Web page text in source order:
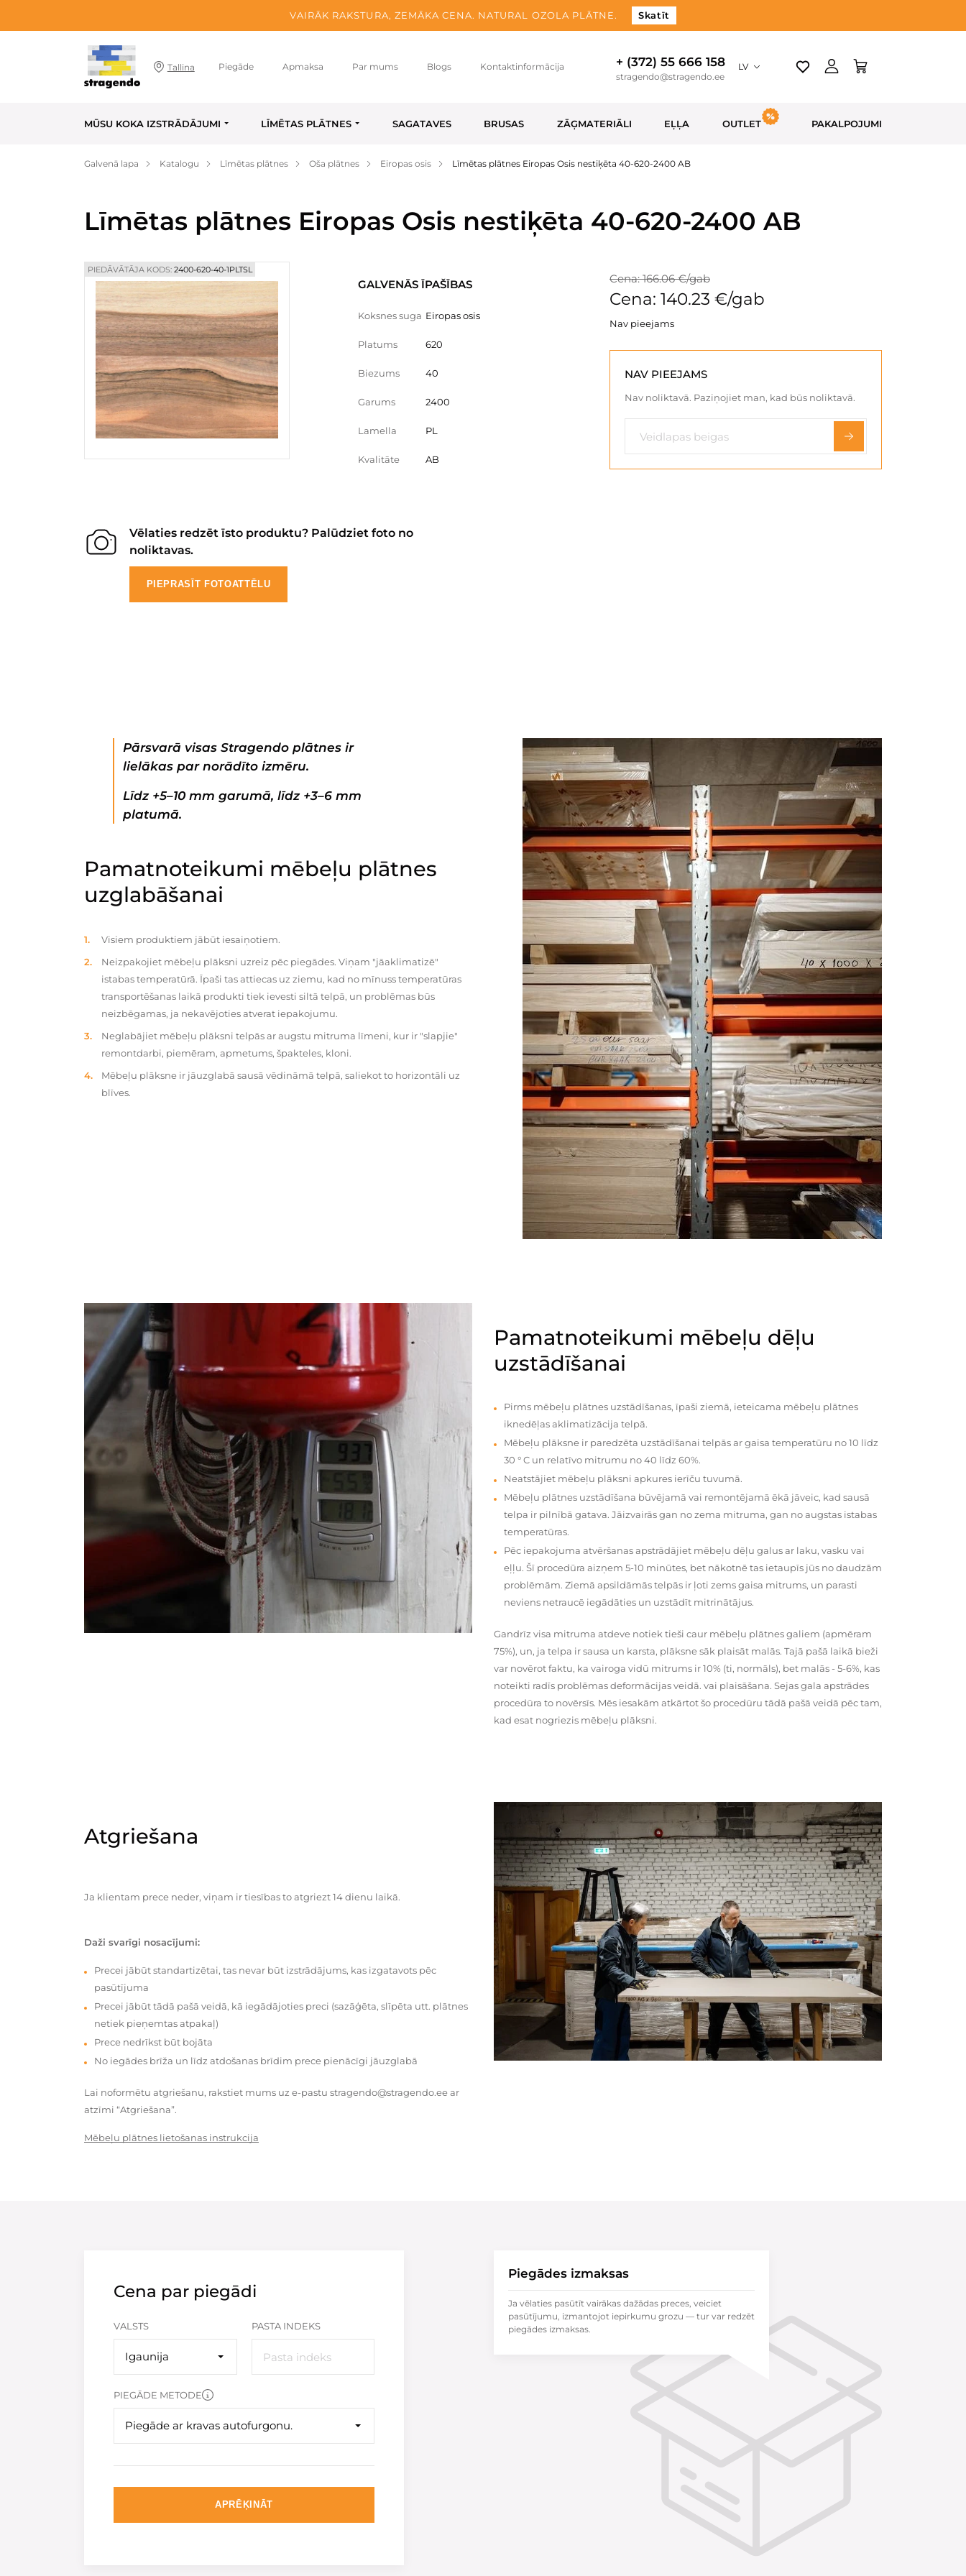
VAIRĀK RAKSTURA, ZEMĀKA CENA. NATURAL OZOLA PLĀTNE. Skatīt
Tallina Piegāde Apmaksa Par mums Blogs Kontaktinformācija + (372) 55 666 158
stragendo@stragendo.ee
LV
MŪSU KOKA IZSTRĀDĀJUMI LĪMĒTAS PLĀTNES SAGATAVES BRUSAS ZĀĢMATERIĀLI EĻĻA OUTLET PAKALPOJUMI
Galvenā lapa Katalogu Līmētas plātnes Oša plātnes Eiropas osis Līmētas plātnes Eiropas Osis nestiķēta 40-620-2400 AB
Līmētas plātnes Eiropas Osis nestiķēta 40-620-2400 AB
PIEDĀVĀTĀJA KODS: 2400-620-40-1PLTSL
GALVENĀS ĪPAŠĪBAS
Koksnes suga Eiropas osis
Platums 620
Biezums 40
Garums 2400
Lamella PL
Kvalitāte AB
Cena: 166.06 €/gab
Cena: 140.23 €/gab
Nav pieejams
NAV PIEEJAMS
Nav noliktavā. Paziņojiet man, kad būs noliktavā.
Vēlaties redzēt īsto produktu? Palūdziet foto no
noliktavas.
PIEPRASĪT FOTOATTĒLU
Pārsvarā visas Stragendo plātnes ir
lielākas par norādīto izmēru.
Līdz +5–10 mm garumā, līdz +3–6 mm
platumā.
Pamatnoteikumi mēbeļu plātnes
uzglabāšanai
Visiem produktiem jābūt iesaiņotiem.
Neizpakojiet mēbeļu plāksni uzreiz pēc piegādes. Viņam "jāaklimatizē"
istabas temperatūrā. Īpaši tas attiecas uz ziemu, kad no mīnuss temperatūras
transportēšanas laikā produkti tiek ievesti siltā telpā, un problēmas būs
neizbēgamas, ja nekavējoties atverat iepakojumu.
Neglabājiet mēbeļu plāksni telpās ar augstu mitruma līmeni, kur ir "slapjie"
remontdarbi, piemēram, apmetums, špakteles, kloni.
Mēbeļu plāksne ir jāuzglabā sausā vēdināmā telpā, saliekot to horizontāli uz
blīves.
Pamatnoteikumi mēbeļu dēļu
uzstādīšanai
Pirms mēbeļu plātnes uzstādīšanas, īpaši ziemā, ieteicama mēbeļu plātnes
iknedēļas aklimatizācija telpā.
Mēbeļu plāksne ir paredzēta uzstādīšanai telpās ar gaisa temperatūru no 10 līdz
30 ° C un relatīvo mitrumu no 40 līdz 60%.
Neatstājiet mēbeļu plāksni apkures ierīču tuvumā.
Mēbeļu plātnes uzstādīšana būvējamā vai remontējamā ēkā jāveic, kad sausā
telpa ir pilnībā gatava. Jāizvairās gan no zema mitruma, gan no augstas istabas
temperatūras.
Pēc iepakojuma atvēršanas apstrādājiet mēbeļu dēļu galus ar laku, vasku vai
eļļu. Šī procedūra aizņem 5-10 minūtes, bet nākotnē tas ietaupīs jūs no daudzām
problēmām. Ziemā apsildāmās telpās ir ļoti zems gaisa mitrums, un parasti
neviens netraucē iegādāties un uzstādīt mitrinātājus.
Gandrīz visa mitruma atdeve notiek tieši caur mēbeļu plātnes galiem (apmēram
75%), un, ja telpa ir sausa un karsta, plāksne sāk plaisāt malās. Tajā pašā laikā bieži
var novērot faktu, ka vairoga vidū mitrums ir 10% (ti, normāls), bet malās - 5-6%, kas
noteikti radīs problēmas deformācijas veidā. vai plaisāšana. Sejas gala apstrādes
procedūra to novērsīs. Mēs iesakām atkārtot šo procedūru tādā pašā veidā pēc tam,
kad esat nogriezis mēbeļu plāksni.
Atgriešana
Ja klientam prece neder, viņam ir tiesības to atgriezt 14 dienu laikā.
Daži svarīgi nosacījumi:
Precei jābūt standartizētai, tas nevar būt izstrādājums, kas izgatavots pēc
pasūtījuma
Precei jābūt tādā pašā veidā, kā iegādājoties preci (sazāģēta, slīpēta utt. plātnes
netiek pieņemtas atpakaļ)
Prece nedrīkst būt bojāta
No iegādes brīža un līdz atdošanas brīdim prece pienācīgi jāuzglabā
Lai noformētu atgriešanu, rakstiet mums uz e-pastu stragendo@stragendo.ee ar
atzīmi “Atgriešana”.
Mēbeļu plātnes lietošanas instrukcija
Cena par piegādi
VALSTS
Igaunija
PASTA INDEKS
PIEGĀDE METODE
Piegāde ar kravas autofurgonu.
APRĒĶINĀT
Piegādes izmaksas
Ja vēlaties pasūtīt vairākas dažādas preces, veiciet
pasūtījumu, izmantojot iepirkumu grozu — tur var redzēt
piegādes izmaksas.